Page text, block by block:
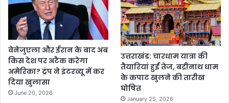
वेनेजुएला और ईरान के बाद अब
किस देश पर अटैक करेगा
अमेरिका? ट्रंप ने इंटरव्यू में कर
दिया खुलासा
June 20, 2026
उत्तराखंड: चारधाम यात्रा की
तैयारियां हुईं तेज, बद्रीनाथ धाम
के कपाट खुलने की तारीख
घोषित
January 25, 2026